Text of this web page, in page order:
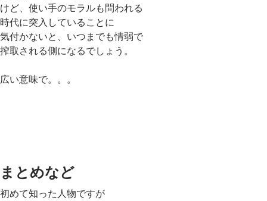
けど、使い手のモラルも問われる
時代に突入していることに
気付かないと、いつまでも情弱で
搾取される側になるでしょう。
広い意味で。。。
まとめなど
初めて知った人物ですが